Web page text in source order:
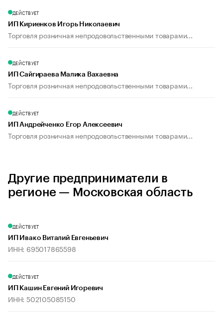
ДЕЙСТВУЕТ
ИП Кириенков Игорь Николаевич
Торговля розничная непродовольственными товарами...
ДЕЙСТВУЕТ
ИП Сайгираева Малика Вахаевна
Торговля розничная непродовольственными товарами...
ДЕЙСТВУЕТ
ИП Андрейченко Егор Алексеевич
Торговля розничная непродовольственными товарами...
Другие предприниматели в
регионе — Московская область
ДЕЙСТВУЕТ
ИП Ивако Виталий Евгеньевич
ИНН: 695017865598
ДЕЙСТВУЕТ
ИП Кашин Евгений Игоревич
ИНН: 502105085150